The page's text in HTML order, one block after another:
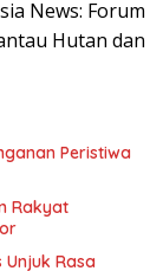
News: Forum
Hutan dan
Peristiwa
Rakyat
Rasa